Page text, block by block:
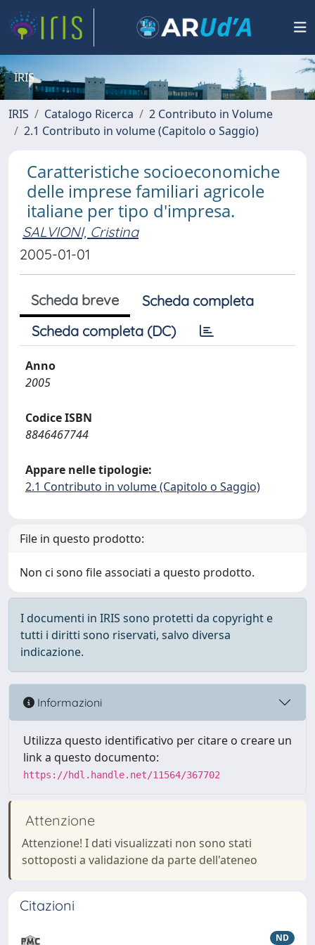
IRIS
IRIS Catalogo Ricerca
2 Contributo in Volume
2.1 Contributo in volume (Capitolo o Saggio)
Caratteristiche socioeconomiche
delle imprese familiari agricole
italiane per tipo d'impresa.
SALVIONI, Cristina
2005-01-01
Scheda breve
Scheda completa
Scheda completa (DC)
Anno
2005
Codice ISBN
8846467744
Appare nelle tipologie:
2.1 Contributo in volume (Capitolo o Saggio)
File in questo prodotto:
Non ci sono file associati a questo prodotto.
I documenti in IRIS sono protetti da copyright e
tutti i diritti sono riservati, salvo diversa
indicazione.
Informazioni
Utilizza questo identificativo per citare o creare un
link a questo documento:
https://hdl.handle.net/11564/367702
Attenzione
Attenzione! I dati visualizzati non sono stati
sottoposti a validazione da parte dell'ateneo
Citazioni
ND